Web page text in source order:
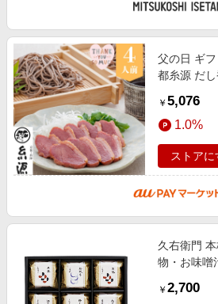
父の日 ギ
都糸源 だし
ははのひ
￥ 5,076
1.0%
ストア
久右衛門
物・お味噌
￥ 2,700